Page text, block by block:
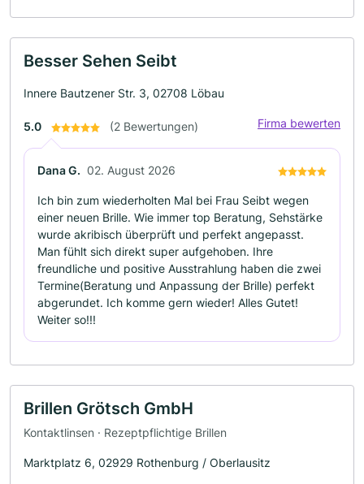
Besser Sehen Seibt
Innere Bautzener Str. 3, 02708 Löbau
5.0 (2 Bewertungen) Firma bewerten
Dana G. 02. August 2026
Ich bin zum wiederholten Mal bei Frau Seibt wegen
einer neuen Brille. Wie immer top Beratung, Sehstärke
wurde akribisch überprüft und perfekt angepasst.
Man fühlt sich direkt super aufgehoben. Ihre
freundliche und positive Ausstrahlung haben die zwei
Termine(Beratung und Anpassung der Brille) perfekt
abgerundet. Ich komme gern wieder! Alles Gutet!
Weiter so!!!
Brillen Grötsch GmbH
Kontaktlinsen · Rezeptpflichtige Brillen
Marktplatz 6, 02929 Rothenburg / Oberlausitz